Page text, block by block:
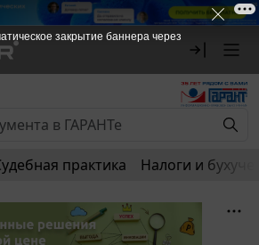
практика Налоги и
закрытие баннера через